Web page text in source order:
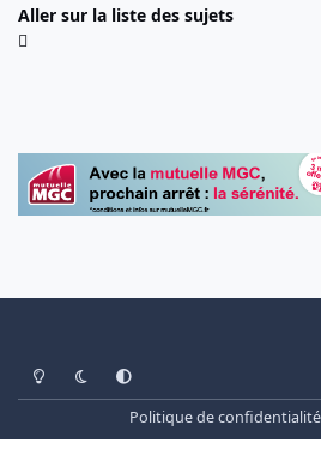
Aller sur la liste des sujets
Light ModeDark ModeSystem Preference
Politique de confidentialité